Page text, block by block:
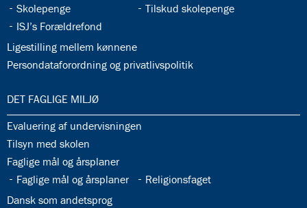
32.33:
Skolepenge 32.34:
Tilskud skolepenge
32.35:
ISJ’s Forældrefond
32.36:
Ligestilling mellem kønnene
32.37:
Persondataforordning og privatlivspolitik
33.0:
DET FAGLIGE MILJØ
33.1:
Evaluering af undervisningen
33.2:
Tilsyn med skolen
33.3:
Faglige mål og årsplaner
33.4:
Faglige mål og årsplaner 33.5:
Religionsfaget
33.6:
Dansk som andetsprog